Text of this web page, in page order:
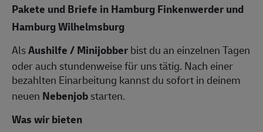
Pakete und Briefe in Hamburg Finkenwerder und
Hamburg Wilhelmsburg
AlsAushilfe / Minijobberbist du an einzelnen Tagen
oder auch stundenweise für uns tätig. Nach einer
bezahlten Einarbeitung kannst du sofort in deinem
neuen Nebenjobstarten.
Was wir bieten